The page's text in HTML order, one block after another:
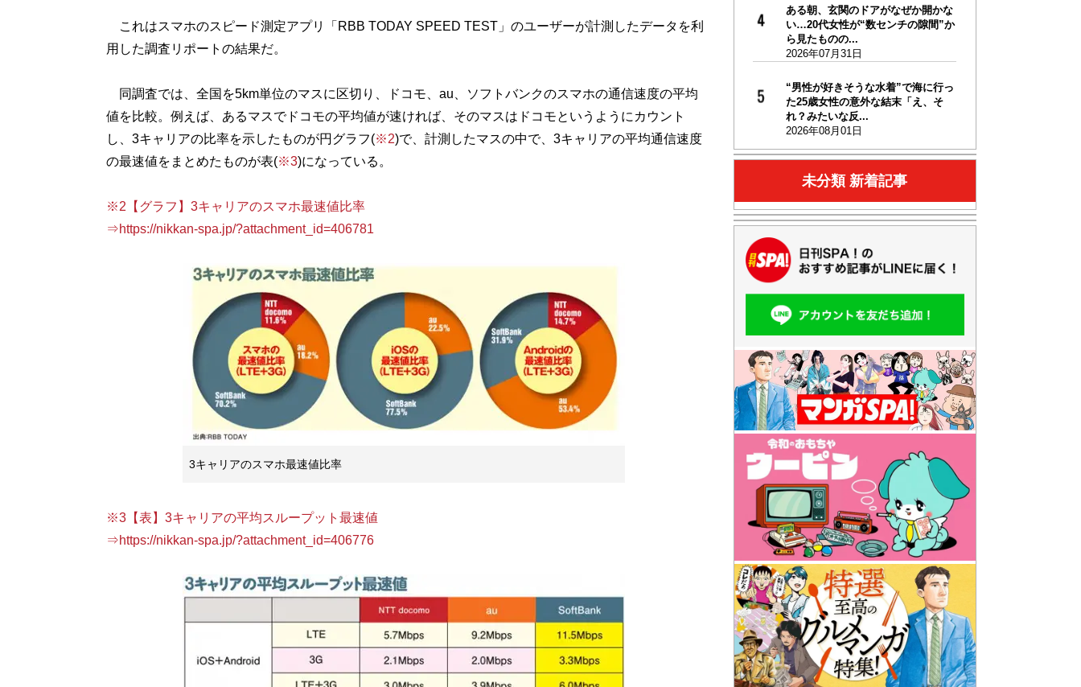
これはスマホのスピード測定アプリ「RBB TODAY SPEED TEST」のユーザーが計測したデータを利
用した調査リポートの結果だ。
同調査では、全国を5km単位のマスに区切り、ドコモ、au、ソフトバンクのスマホの通信速度の平均
値を比較。例えば、あるマスでドコモの平均値が速ければ、そのマスはドコモというようにカウント
し、3キャリアの比率を示したものが円グラフ(※2)で、計測したマスの中で、3キャリアの平均通信速度
の最速値をまとめたものが表(※3)になっている。
※2【グラフ】3キャリアのスマホ最速値比率
⇒https://nikkan-spa.jp/?attachment_id=406781
3キャリアのスマホ最速値比率
※3【表】3キャリアの平均スループット最速値
⇒https://nikkan-spa.jp/?attachment_id=406776
ある朝、玄関のドアがなぜか開かな
い…20代女性が“数センチの隙間”か
ら見たものの...
2026年07月31日
“男性が好きそうな水着”で海に行っ
た25歳女性の意外な結末「え、そ
れ？みたいな反...
2026年08月01日
未分類 新着記事